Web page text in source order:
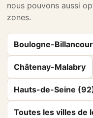
nous pouvons aussi
zones.
Boulogne-
Châtenay-Malabry
Hauts-de-Seine
Toutes les villes de